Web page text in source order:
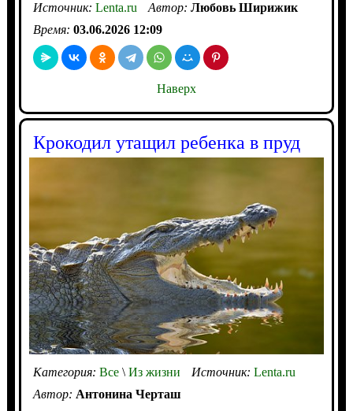
Источник: Lenta.ru Автор: Любовь Ширижик
Время: 03.06.2026 12:09
Наверх
Крокодил утащил ребенка в пруд
Категория: Все\Из жизни Источник: Lenta.ru
Автор: Антонина Черташ